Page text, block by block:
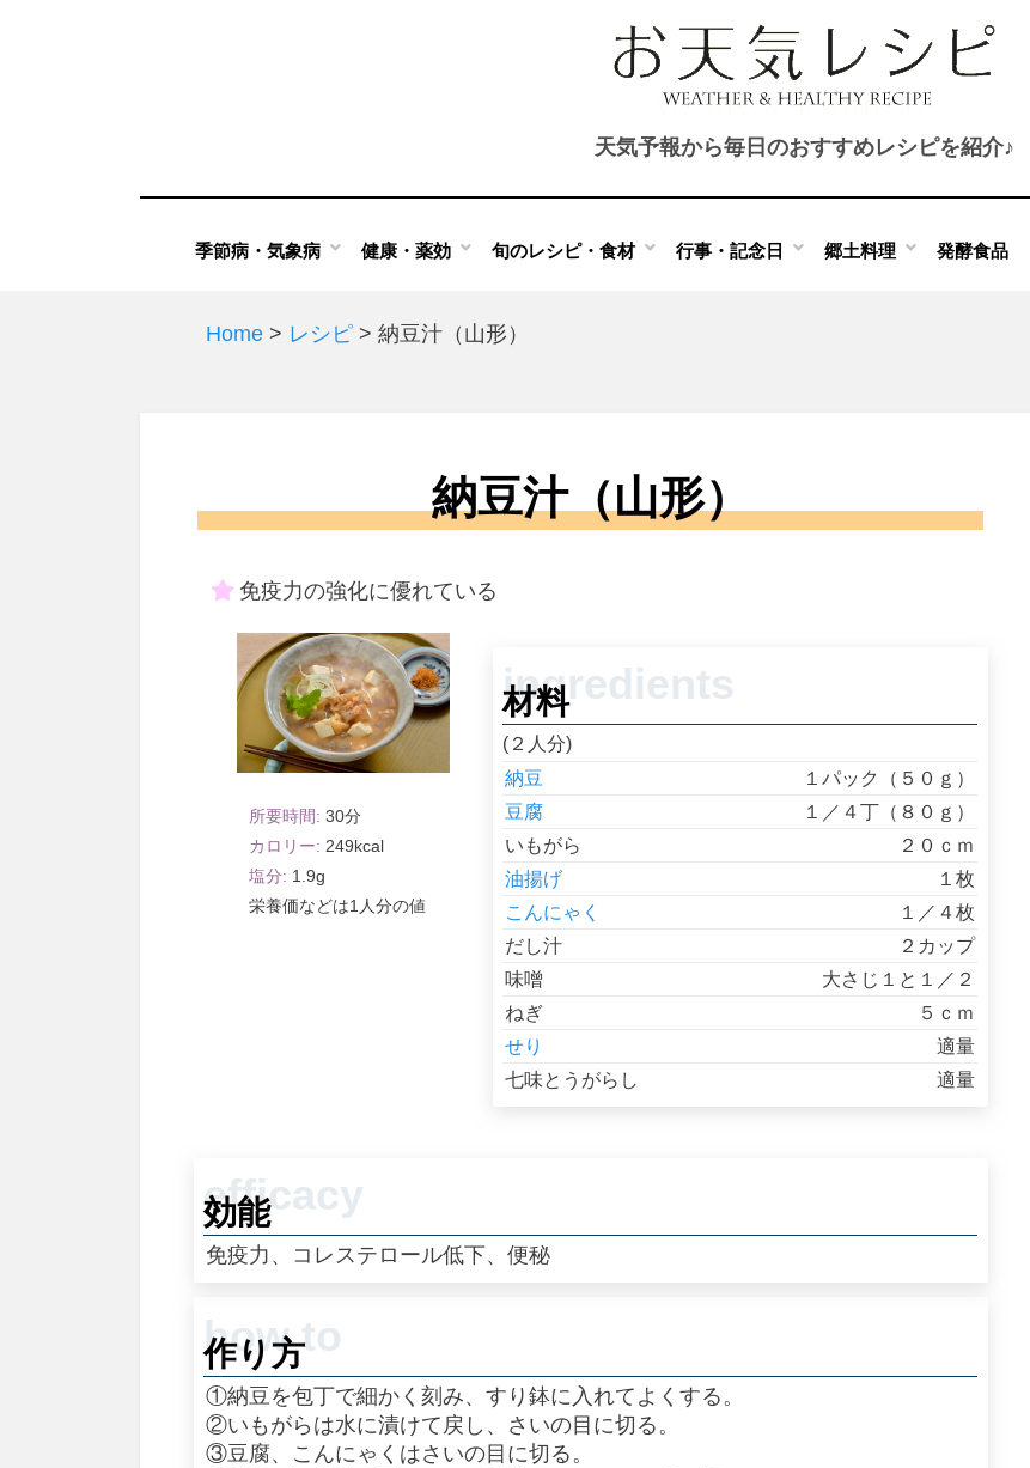
天気予報から毎日のおすすめレシピを紹介♪
季節病・気象病 健康・薬効 旬のレシピ・食材 行事・記念日 郷土料理 発酵食品
Home > レシピ > 納豆汁（山形）
納豆汁（山形）
免疫力の強化に優れている
30
249
1.9
1人分
材料
(２人分)
納豆
１パック（５０ｇ）
豆腐
１／４丁（８０ｇ）
いもがら
２０ｃｍ
油揚げ
１枚
こんにゃく
１／４枚
だし汁
２カップ
味噌
大さじ１と１／２
ねぎ
５ｃｍ
せり
適量
七味とうがらし
適量
効能
免疫力、コレステロール低下、便秘
作り方
①納豆を包丁で細かく刻み、すり鉢に入れてよくする。
②いもがらは水に漬けて戻し、さいの目に切る。
③豆腐、こんにゃくはさいの目に切る。